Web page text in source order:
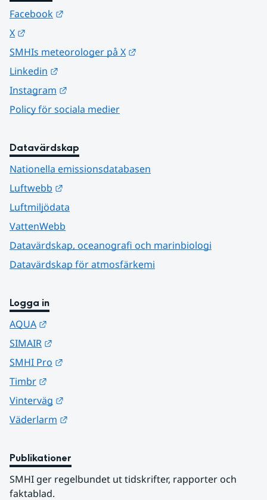
Facebook
X
SMHIs meteorologer på X
Linkedin
Instagram
Policy för sociala medier
Datavärdskap
Nationella emissionsdatabasen
Luftwebb
Luftmiljödata
VattenWebb
Datavärdskap, oceanografi och marinbiologi
Datavärdskap för atmosfärkemi
Logga in
AQUA
SIMAIR
SMHI Pro
Timbr
Vinterväg
Väderlarm
Publikationer
SMHI ger regelbundet ut tidskrifter, rapporter och
faktablad.